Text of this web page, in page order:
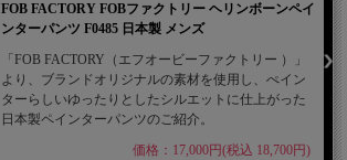
FOB FACTORY FOBファクトリー ヘリンボーンペイ
ンターパンツ F0485 日本製 メンズ
「FOB FACTORY（エフオービーファクトリー ）」
より、ブランドオリジナルの素材を使用し、ぺイン
ターらしいゆったりとしたシルエットに仕上がった
日本製ペインターパンツのご紹介。
価格：17,000円(税込 18,700円)